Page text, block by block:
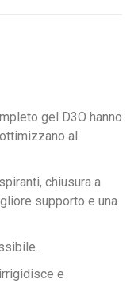
gel D3O hanno
al
chiusura a
supporto e una
e